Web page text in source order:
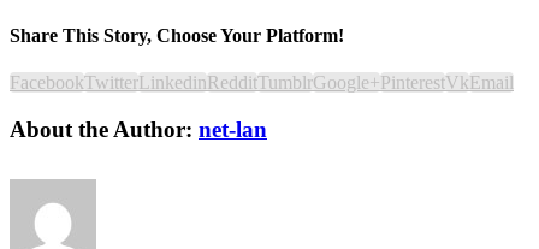
Share This Story, Choose Your Platform!
FacebookTwitterLinkedinRedditTumblrGoogle+PinterestVkEmail
About the Author: net-lan